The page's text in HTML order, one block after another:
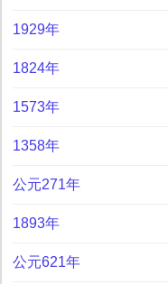
1929年
1824年
1573年
1358年
公元271年
1893年
公元621年